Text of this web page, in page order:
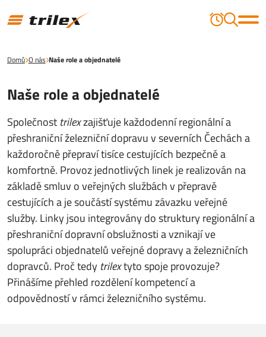
Domů O nás Naše role a objednatelé
Naše role a objednatelé
Společnost trilexzajišťuje každodenní regionální a
přeshraniční železniční dopravu v severních Čechách a
každoročně přepraví tisíce cestujících bezpečně a
komfortně. Provoz jednotlivých linek je realizován na
základě smluv o veřejných službách v přepravě
cestujících a je součástí systému závazku veřejné
služby. Linky jsou integrovány do struktury regionální a
přeshraniční dopravní obslužnosti a vznikají ve
spolupráci objednatelů veřejné dopravy a železničních
dopravců. Proč tedy trilextyto spoje provozuje?
Přinášíme přehled rozdělení kompetencí a
odpovědností v rámci železničního systému.